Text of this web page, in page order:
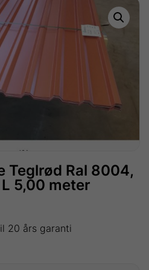
Teglrød Ral 8004,
5,00 meter
20 års garanti